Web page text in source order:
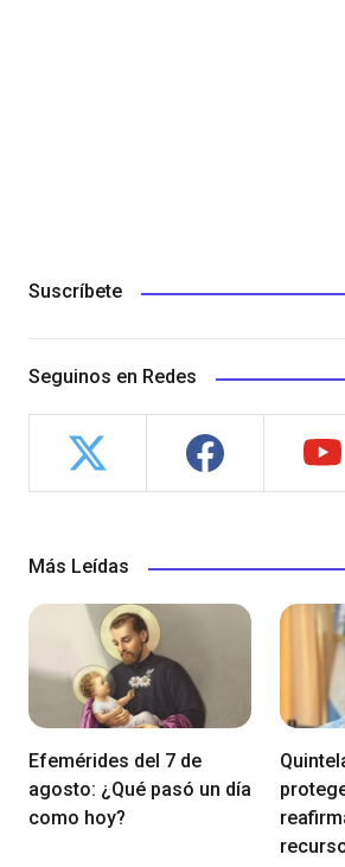
Suscríbete
Seguinos en Redes
Más Leídas
Efemérides del 7 de
agosto: ¿Qué pasó un día
como hoy?